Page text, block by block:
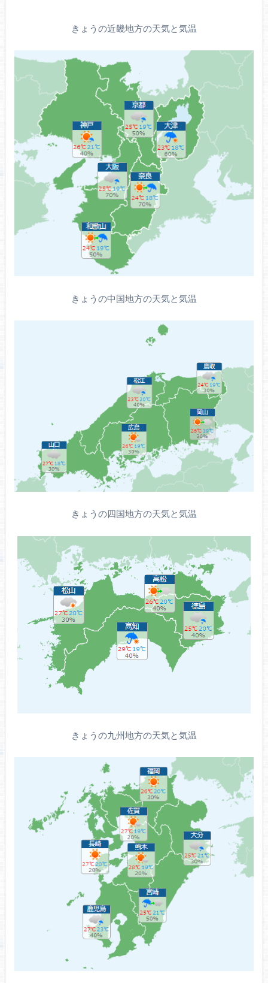
きょうの近畿地方の天気と気温
きょうの中国地方の天気と気温
きょうの四国地方の天気と気温
きょうの九州地方の天気と気温